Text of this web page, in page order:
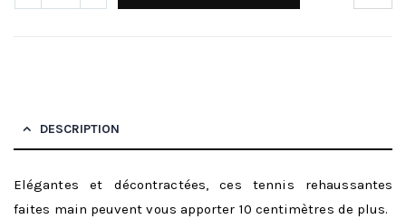
DESCRIPTION
Elégantes et décontractées, ces tennis rehaussantes
faites main peuvent vous apporter 10 centimètres de plus.